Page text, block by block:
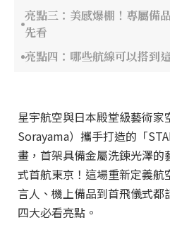
亮點三：美感爆棚！專屬備
先看
亮點四：哪些航線可以搭到
星宇航空與日本殿堂級藝術
Sorayama）攜手打造的「
畫，首架具備金屬洗鍊光澤
式首航東京！這場重新定義
言人、機上備品到首飛儀式
四大必看亮點。